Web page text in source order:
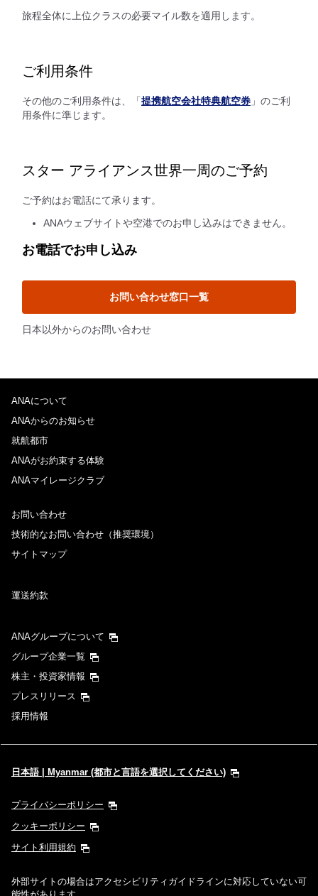
旅程全体に上位クラスの必要マイル数を適用します。
ご利用条件
その他のご利用条件は、「 提携航空会社特典航空券 」のご利
用条件に準じます。
スター アライアンス世界一周のご予約
ご予約はお電話にて承ります。
ANAウェブサイトや空港でのお申し込みはできません。
お電話でお申し込み
お問い合わせ窓口一覧
日本以外からのお問い合わせ
ANAについて
ANAからのお知らせ
就航都市
ANAがお約束する体験
ANAマイレージクラブ
お問い合わせ
技術的なお問い合わせ（推奨環境）
サイトマップ
運送約款
ANAグループについて
グループ企業一覧
株主・投資家情報
プレスリリース
採用情報
日本語 | Myanmar (都市と言語を選択してください)
プライバシーポリシー
クッキーポリシー
サイト利用規約
外部サイトの場合はアクセシビリティガイドラインに対応していない可